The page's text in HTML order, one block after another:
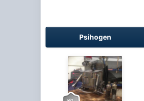
Psihogen